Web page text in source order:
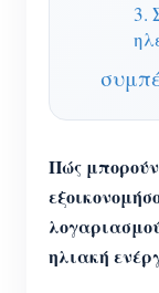
FAQ
Νέα
Blogs
3.
Πώς
ηλιακή